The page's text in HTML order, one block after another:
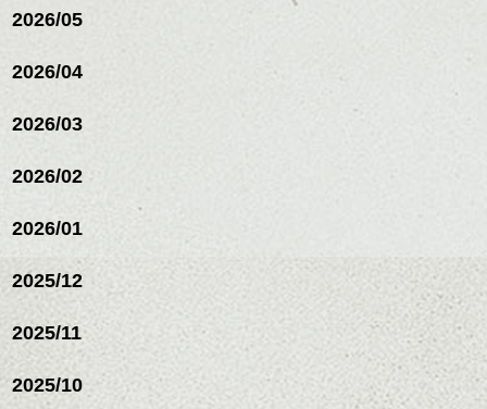
ハンサムショート／ヘッド
下さい。
お待ちしております
シバタ
2026/05
2026/04
2026/03
2026/02
2026/01
2025/12
2025/11
2025/10